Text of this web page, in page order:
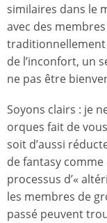
similaires dans le
avec des
traditionnellement
de l’inconfort, un
ne pas être
Soyons clairs : je
orques fait de
soit d’aussi
de fantasy comme
processus d’«
les membres de
passé peuvent